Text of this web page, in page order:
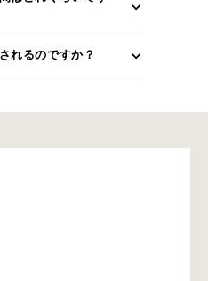
れるのですか？